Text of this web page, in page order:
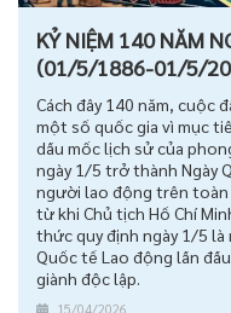
KỶ NIỆM 140 NĂM
(01/5/1886-01/5/
Cách đây 140 năm, cuộc
một số quốc gia vì mục
dấu mốc lịch sử của
ngày 1/5 trở thành Ngày
người lao động trên toàn
từ khi Chủ tịch Hồ Chí
thức quy định ngày 1/5 là
Quốc tế Lao động lần
giành độc lập.
15/04/2026